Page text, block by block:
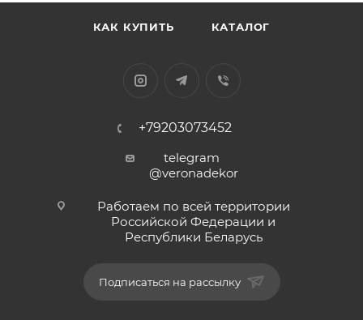
КАК КУПИТЬ КАТАЛОГ
+79203073452
telegram
@veronadekor
Работаем по всей территории
Российской Федерации и
Республики Беларусь
Подписаться на рассылку